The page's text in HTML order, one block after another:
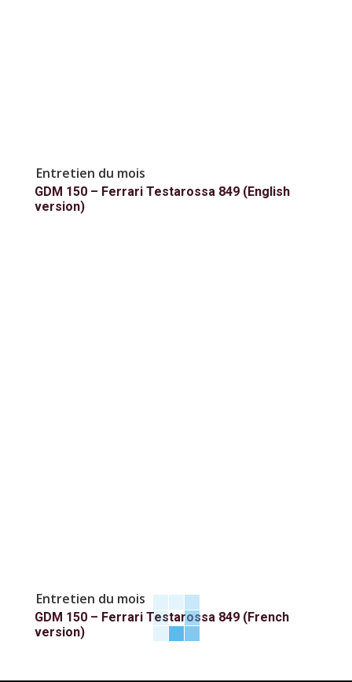
Entretien du mois
GDM 150 – Ferrari Testarossa 849 (English
version)
Entretien du mois
GDM 150 – Ferrari Testarossa 849 (French
version)